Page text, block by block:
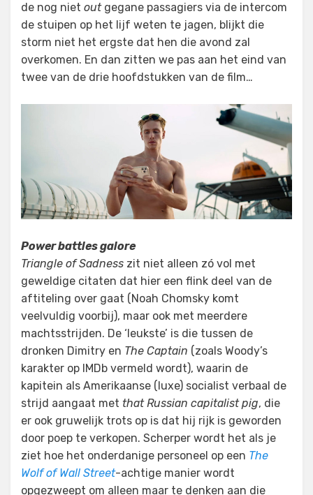
de nog niet outgegane passagiers via de intercom
de stuipen op het lijf weten te jagen, blijkt die
storm niet het ergste dat hen die avond zal
overkomen. En dan zitten we pas aan het eind van
twee van de drie hoofdstukken van de film…
Power battles galore
Triangle of Sadness zit niet alleen zó vol met
geweldige citaten dat hier een flink deel van de
aftiteling over gaat (Noah Chomsky komt
veelvuldig voorbij), maar ook met meerdere
machtsstrijden. De ‘leukste’ is die tussen de
dronken Dimitry en The Captain (zoals Woody’s
karakter op IMDb vermeld wordt), waarin de
kapitein als Amerikaanse (luxe) socialist verbaal de
strijd aangaat met that Russian capitalist pig, die
er ook gruwelijk trots op is dat hij rijk is geworden
door poep te verkopen. Scherper wordt het als je
ziet hoe het onderdanige personeel op een The
Wolf of Wall Street-achtige manier wordt
opgezweept om alleen maar te denken aan die